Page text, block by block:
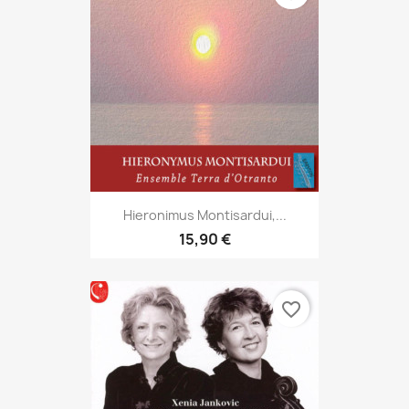
Hieronimus Montisardui,...
15,90 €
favorite_border